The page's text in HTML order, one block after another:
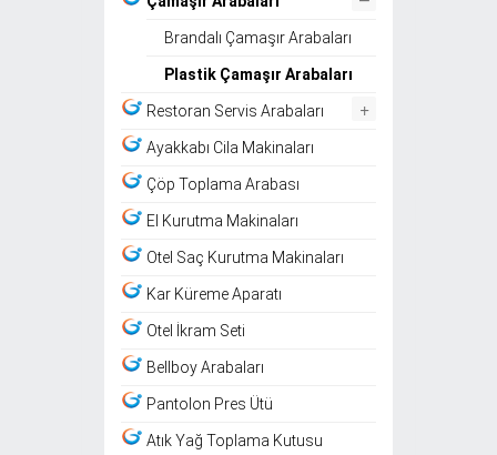
Brandalı Çamaşır Arabaları
Plastik Çamaşır Arabaları
Restoran Servis Arabaları +
Ayakkabı Cila Makinaları
Çöp Toplama Arabası
El Kurutma Makinaları
Otel Saç Kurutma Makinaları
Kar Küreme Aparatı
Otel İkram Seti
Bellboy Arabaları
Pantolon Pres Ütü
Atık Yağ Toplama Kutusu